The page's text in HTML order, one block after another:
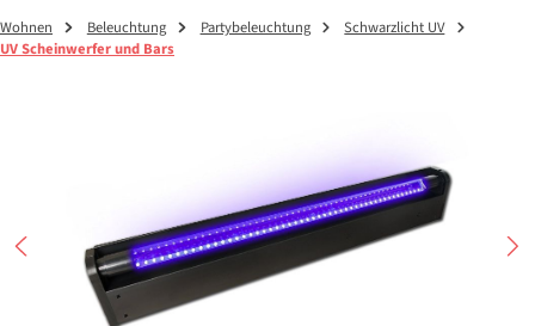
Wohnen Beleuchtung Partybeleuchtung
Schwarzlicht UV
UV Scheinwerfer und Bars